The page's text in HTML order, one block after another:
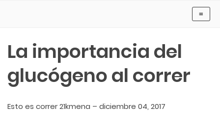
La importancia del
glucógeno al correr
Esto es correr 21kmena – diciembre 04, 2017
≡